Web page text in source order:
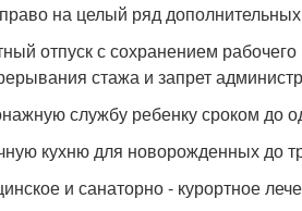
на целый ряд дополнительных
отпуск с сохранением
стажа и запрет
службу ребенку сроком до
кухню для новорожденных до
и санаторно - курортное